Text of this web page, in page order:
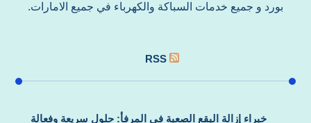
بورد و جميع خدمات السباكة والكهرباء في جميع الامارات.
RSS
خبراء إزالة البقع الصعبة في المرفأ: حلول سريعة وفعالة